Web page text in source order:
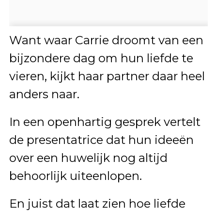
Want waar Carrie droomt van een
bijzondere dag om hun liefde te
vieren, kijkt haar partner daar heel
anders naar.
In een openhartig gesprek vertelt
de presentatrice dat hun ideeën
over een huwelijk nog altijd
behoorlijk uiteenlopen.
En juist dat laat zien hoe liefde